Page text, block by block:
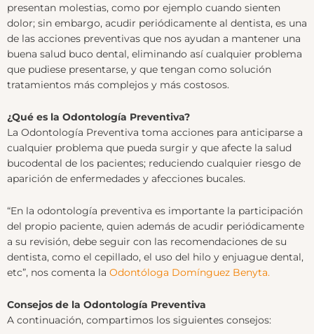
presentan molestias, como por ejemplo cuando sienten
dolor; sin embargo, acudir periódicamente al dentista, es una
de las acciones preventivas que nos ayudan a mantener una
buena salud buco dental, eliminando así cualquier problema
que pudiese presentarse, y que tengan como solución
tratamientos más complejos y más costosos.
¿Qué es la Odontología Preventiva?
La Odontología Preventiva toma acciones para anticiparse a
cualquier problema que pueda surgir y que afecte la salud
bucodental de los pacientes; reduciendo cualquier riesgo de
aparición de enfermedades y afecciones bucales.
“En la odontología preventiva es importante la participación
del propio paciente, quien además de acudir periódicamente
a su revisión, debe seguir con las recomendaciones de su
dentista, como el cepillado, el uso del hilo y enjuague dental,
etc”, nos comenta la Odontóloga Domínguez Benyta.
Consejos de la Odontología Preventiva
A continuación, compartimos los siguientes consejos: